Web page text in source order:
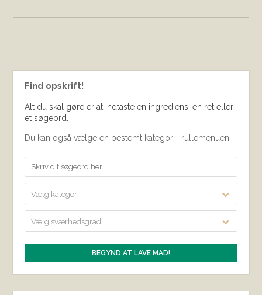
Find opskrift!
Alt du skal gøre er at indtaste en ingrediens, en ret eller
et søgeord.
Du kan også vælge en bestemt kategori i rullemenuen.
Vælg kategori
Vælg sværhedsgrad